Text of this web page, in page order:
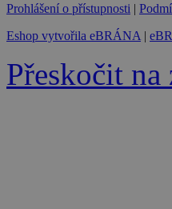
Prohlášení o přístupnosti |
Eshop vytvořila eBRÁNA |
Přeskočit na